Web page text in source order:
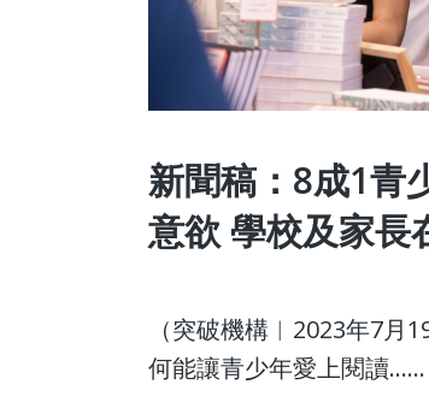
新聞稿：8成1青
意欲 學校及家長
（突破機構︱2023年7
何能讓青少年愛上閱讀……